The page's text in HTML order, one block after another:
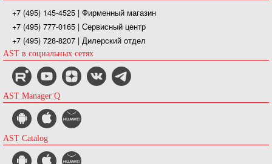
+7 (495) 145-4525 | Фирменный магазин
+7 (495) 777-0165 | Сервисный центр
+7 (495) 728-8207 | Дилерский отдел
AST в социальных сетях
AST Manager Q
AST Catalog